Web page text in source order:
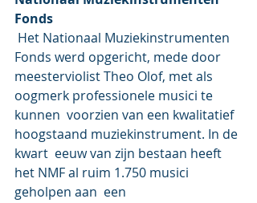
Fonds
Fonds werd opgericht, mede door
meesterviolist Theo Olof, met als
oogmerk professionele musici te
kunnen  voorzien van een kwalitatief
hoogstaand muziekinstrument. In de
kwart  eeuw van zijn bestaan heeft
het NMF al ruim 1.750 musici
geholpen aan  een